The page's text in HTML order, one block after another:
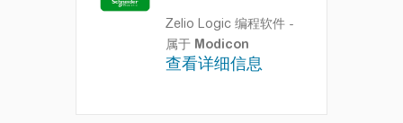
Zelio Logic 编程软件 -
属于 Modicon
查看详细信息